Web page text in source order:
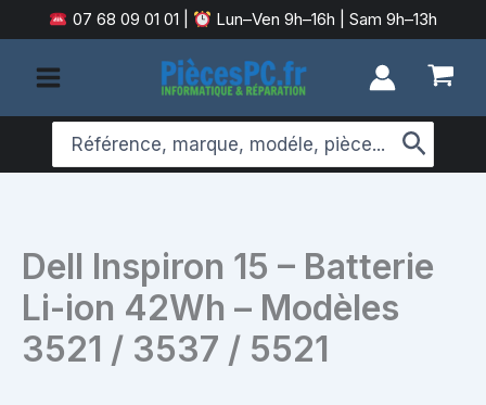
au
contenu
07 68 09 01 01 Lun–Ven 9h–16h | Sam 9h–13h
Search
for:
Dell Inspiron 15 – Batterie
Li-ion 42Wh – Modèles
3521 / 3537 / 5521